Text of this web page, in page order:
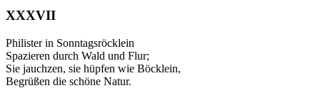
XXXVII
Philister in Sonntagsröcklein
Spazieren durch Wald und Flur;
Sie jauchzen, sie hüpfen wie Böcklein,
Begrüßen die schöne Natur.